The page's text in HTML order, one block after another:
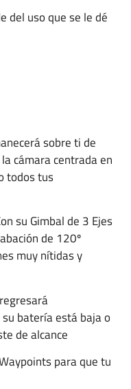
del uso que se le dé
sobre ti de
cámara centrada en
todos tus
su Gimbal de 3 Ejes
de 120º
muy nítidas y
batería está baja o
de alcance
para que tu